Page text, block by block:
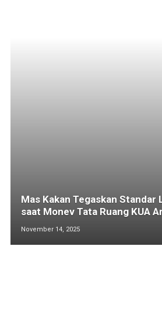
Mas Kakan Tegaskan Standar
saat Monev Tata Ruang KUA
November 14, 2025